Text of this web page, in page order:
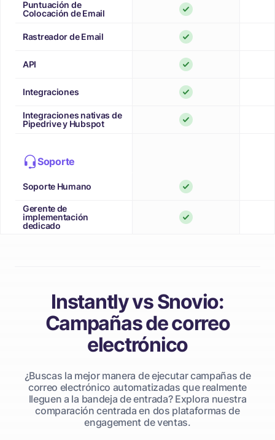
Puntuación de
Colocación de Email
Rastreador de Email
API
Integraciones
Integraciones nativas de
Pipedrive y Hubspot
Soporte
Soporte Humano
Gerente de
implementación
dedicado
Instantly vs Snovio:
Campañas de correo
electrónico
¿Buscas la mejor manera de ejecutar campañas de
correo electrónico automatizadas que realmente
lleguen a la bandeja de entrada? Explora nuestra
comparación centrada en dos plataformas de
engagement de ventas.